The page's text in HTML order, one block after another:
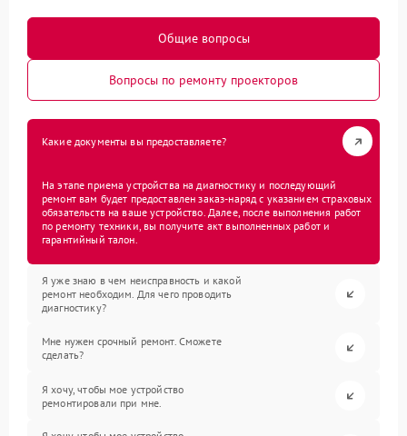
Общие вопросы
Вопросы по ремонту проекторов
Какие документы вы предоставляете?
На этапе приема устройства на диагностику и последующий
ремонт вам будет предоставлен заказ-наряд с указанием страховых
обязательств на ваше устройство. Далее, после выполнения работ
по ремонту техники, вы получите акт выполненных работ и
гарантийный талон.
Я уже знаю в чем неисправность и какой
ремонт необходим. Для чего проводить
диагностику?
Мне нужен срочный ремонт. Сможете
сделать?
Я хочу, чтобы мое устройство
ремонтировали при мне.